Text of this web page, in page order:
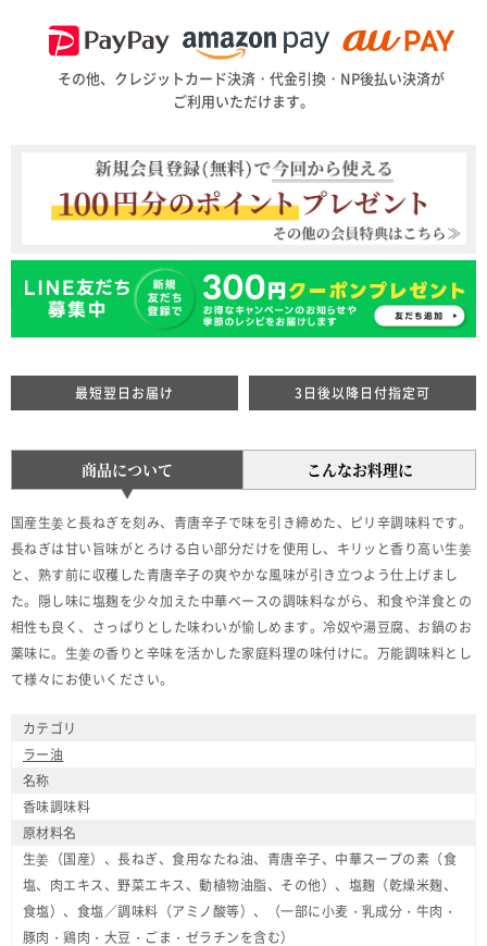
その他、クレジットカード決済・代金引換・NP後払い決済が
ご利用いただけます。
最短翌日お届け 3日後以降日付指定可
商品について こんなお料理に
国産生姜と長ねぎを刻み、青唐辛子で味を引き締めた、ピリ辛調味料です。
長ねぎは甘い旨味がとろける白い部分だけを使用し、キリッと香り高い生姜
と、熟す前に収穫した青唐辛子の爽やかな風味が引き立つよう仕上げまし
た。隠し味に塩麹を少々加えた中華ベースの調味料ながら、和食や洋食との
相性も良く、さっぱりとした味わいが愉しめます。冷奴や湯豆腐、お鍋のお
薬味に。生姜の香りと辛味を活かした家庭料理の味付けに。万能調味料とし
て様々にお使いください。
カテゴリ
ラー油
名称
香味調味料
原材料名
生姜（国産）、長ねぎ、食用なたね油、青唐辛子、中華スープの素（食
塩、肉エキス、野菜エキス、動植物油脂、その他）、塩麹（乾燥米麹、
食塩）、食塩／調味料（アミノ酸等）、（一部に小麦・乳成分・牛肉・
豚肉・鶏肉・大豆・ごま・ゼラチンを含む）